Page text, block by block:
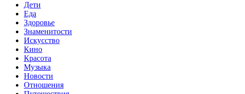
Дети
Еда
Здоровье
Знаменитости
Искусство
Кино
Красота
Музыка
Новости
Отношения